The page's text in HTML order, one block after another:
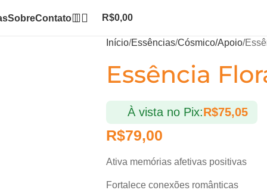
SobreContato R$0,00
Início Essências Cósmico/Apoio
Essência
À vista no Pix:R$75,05
R$79,00
Ativa memórias afetivas positivas
Fortalece conexões românticas